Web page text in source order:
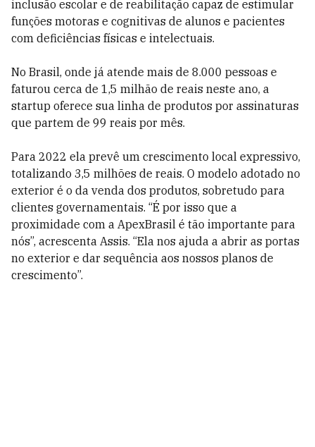
inclusão escolar e de reabilitação capaz de estimular
funções motoras e cognitivas de alunos e pacientes
com deficiências físicas e intelectuais.
No Brasil, onde já atende mais de 8.000 pessoas e
faturou cerca de 1,5 milhão de reais neste ano, a
startup oferece sua linha de produtos por assinaturas
que partem de 99 reais por mês.
Para 2022 ela prevê um crescimento local expressivo,
totalizando 3,5 milhões de reais. O modelo adotado no
exterior é o da venda dos produtos, sobretudo para
clientes governamentais. “É por isso que a
proximidade com a ApexBrasil é tão importante para
nós”, acrescenta Assis. “Ela nos ajuda a abrir as portas
no exterior e dar sequência aos nossos planos de
crescimento”.